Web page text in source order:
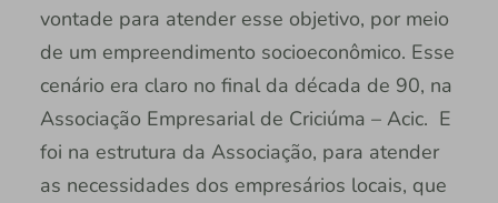
vontade para atender esse objetivo, por meio
de um empreendimento socioeconômico. Esse
cenário era claro no final da década de 90, na
Associação Empresarial de Criciúma – Acic. E
foi na estrutura da Associação, para atender
as necessidades dos empresários locais, que